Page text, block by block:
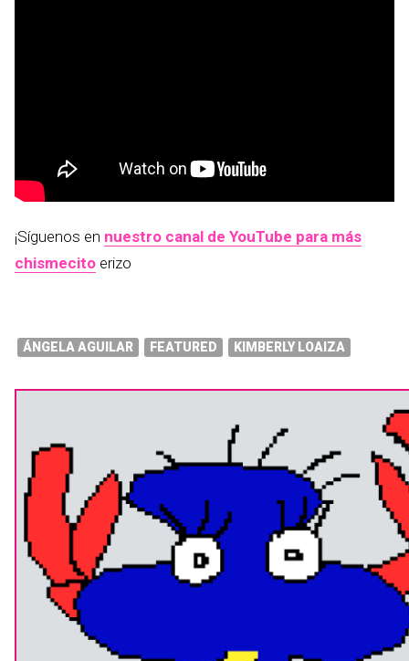
¡Síguenos en nuestro canal de YouTube para más
chismecito erizo
ÁNGELA AGUILAR FEATURED KIMBERLY LOAIZA